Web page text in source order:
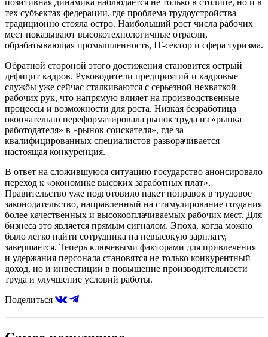
позитивная динамика наблюдается не только в столице, но и в
тех субъектах федерации, где проблема трудоустройства
традиционно стояла остро. Наибольший рост числа рабочих
мест показывают высокотехнологичные отрасли,
обрабатывающая промышленность, IT-сектор и сфера туризма.
Обратной стороной этого достижения становится острый
дефицит кадров. Руководители предприятий и кадровые
службы уже сейчас сталкиваются с серьезной нехваткой
рабочих рук, что напрямую влияет на производственные
процессы и возможности для роста. Низкая безработица
окончательно переформатировала рынок труда из «рынка
работодателя» в «рынок соискателя», где за
квалифицированных специалистов разворачивается
настоящая конкуренция.
В ответ на сложившуюся ситуацию государство анонсировало
переход к «экономике высоких заработных плат».
Правительство уже подготовило пакет поправок в трудовое
законодательство, направленный на стимулирование создания
более качественных и высокооплачиваемых рабочих мест. Для
бизнеса это является прямым сигналом. Эпоха, когда можно
было легко найти сотрудника на невысокую зарплату,
завершается. Теперь ключевыми факторами для привлечения
и удержания персонала становятся не только конкурентный
доход, но и инвестиции в повышение производительности
труда и улучшение условий работы.
Поделиться